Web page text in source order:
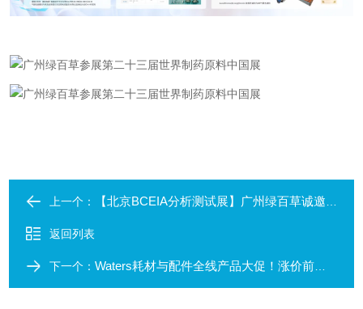
上一个： 【北京BCEIA分析测试展】广州绿百草诚邀您莅临参观~
返回列表
下一个：Waters耗材与配件全线产品大促！涨价前最后优惠